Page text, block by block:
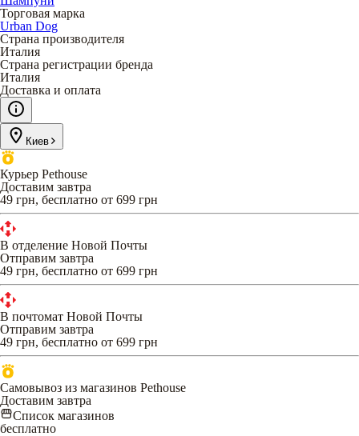
Торговая марка
Urban Dog
Страна производителя
Италия
Страна регистрации бренда
Италия
Доставка и оплата
Киев
Курьер Pethouse
Доставим завтра
49 грн, бесплатно от 699 грн
В отделение Новой Почты
Отправим завтра
49 грн, бесплатно от 699 грн
В почтомат Новой Почты
Отправим завтра
49 грн, бесплатно от 699 грн
Самовывоз из магазинов Pethouse
Доставим завтра
Список магазинов
бесплатно